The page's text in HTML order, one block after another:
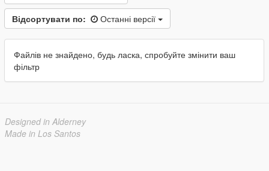
Відсортувати по: Останні версії
Файлів не знайдено, будь ласка, спробуйте змінити ваш
фільтр
Designed in Alderney
Made in Los Santos